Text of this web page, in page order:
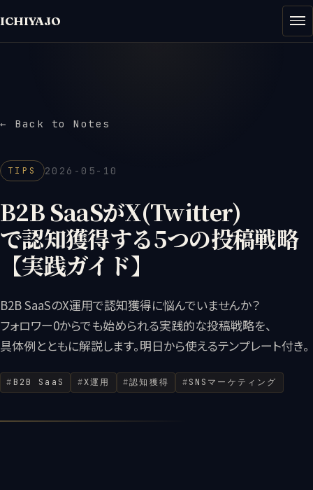
ICHIYAJO
— TIPS JIGQ
← Back to Notes
TIPS 2026-05-10
B2B SaaSがX(Twitter)
で認知獲得する5つの投稿戦略
【実践ガイド】
B2B SaaSのX運用で認知獲得に悩んでいませんか？
フォロワー0からでも始められる実践的な投稿戦略を、
具体例とともに解説します。明日から使えるテンプレート付き。
B2B SaaS X運用 認知獲得 SNSマーケティング